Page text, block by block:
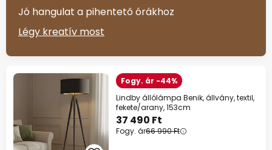
Jó hangulat a pihentető órákhoz
Légy kreatív most
Fogy. ár -44%
Lindby állólámpa Benik, állvány, textil,
fekete/arany, 153cm
37 490 Ft
Fogy. ár66 990 Ft